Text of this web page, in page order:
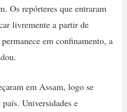
Os repórteres que entraram
livremente a partir de
em confinamento, a
em Assam, logo se
Universidades e